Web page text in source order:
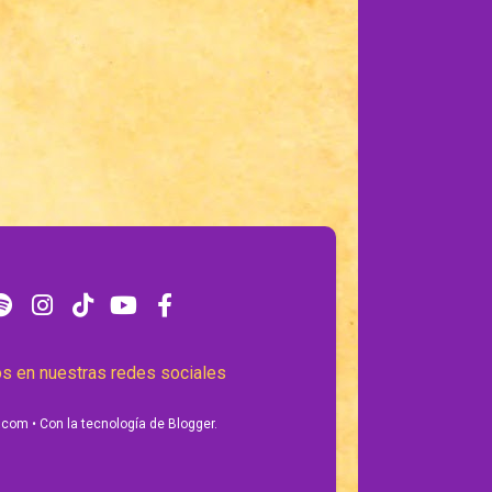
en nuestras redes sociales
• Con la tecnología de Blogger.